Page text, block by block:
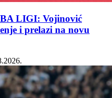
LIGI: Vojinović
i prelazi na novu